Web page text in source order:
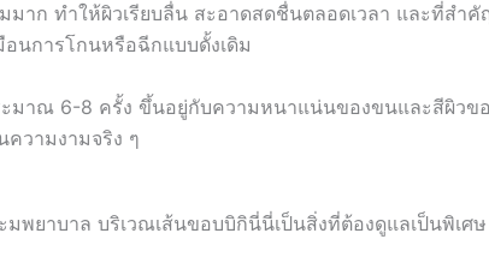
มาก ทำให้ผิวเรียบลื่น สะอาดสดชื่นตลอดเวลา และที่สำ
นการโกนหรือฉีกแบบดั้งเดิม
มาณ 6-8 ครั้ง ขึ้นอยู่กับความหนาแน่นของขนและสีผิวข
ความงามจริง ๆ
พยาบาล บริเวณเส้นขอบบิกินี่นี่เป็นสิ่งที่ต้องดูแลเป็นพิเศษ